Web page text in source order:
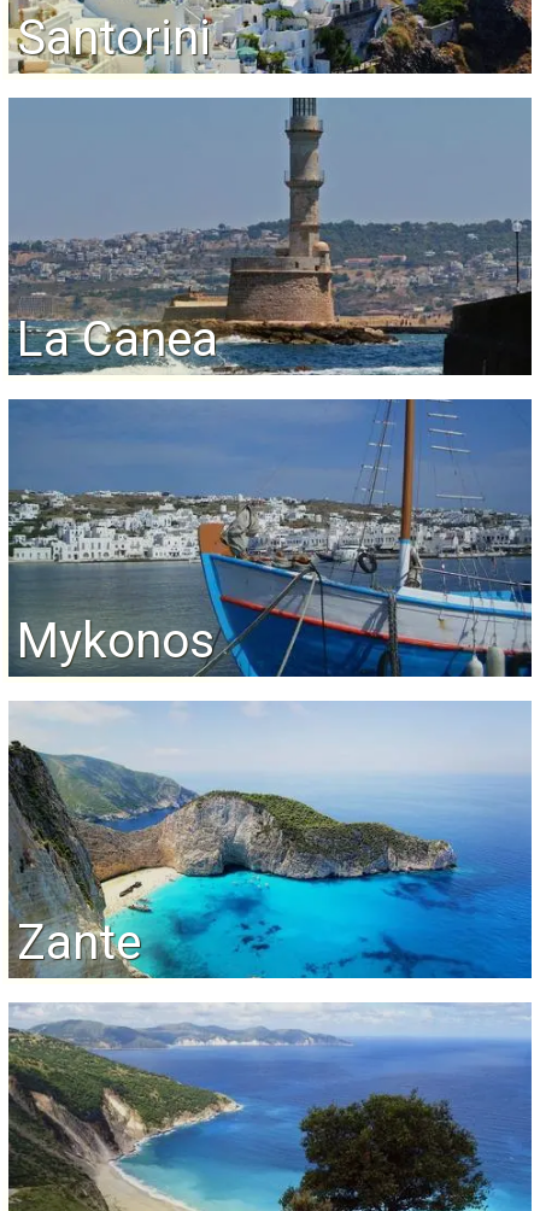
Santorini
La Canea
Mykonos
Zante